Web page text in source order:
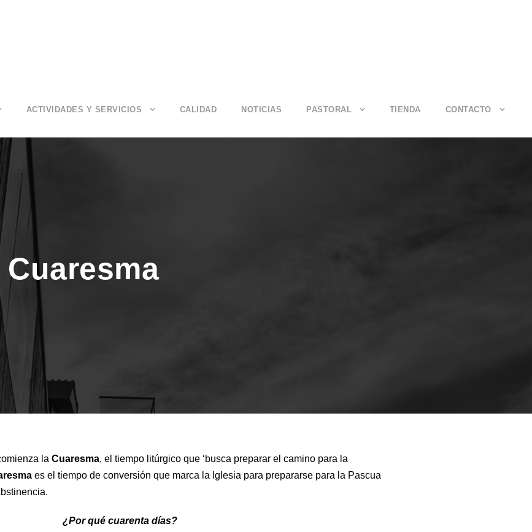
ACTIVIDADES Y SERVICIOS CALIDAD NOTICIAS PASTORAL TIENDA CONTACTO
la Cuaresma, el tiempo litúrgico que ‘busca preparar el camino para la
es el tiempo de conversión que marca la Iglesia para prepararse para la Pascua
¿Por qué cuarenta días?